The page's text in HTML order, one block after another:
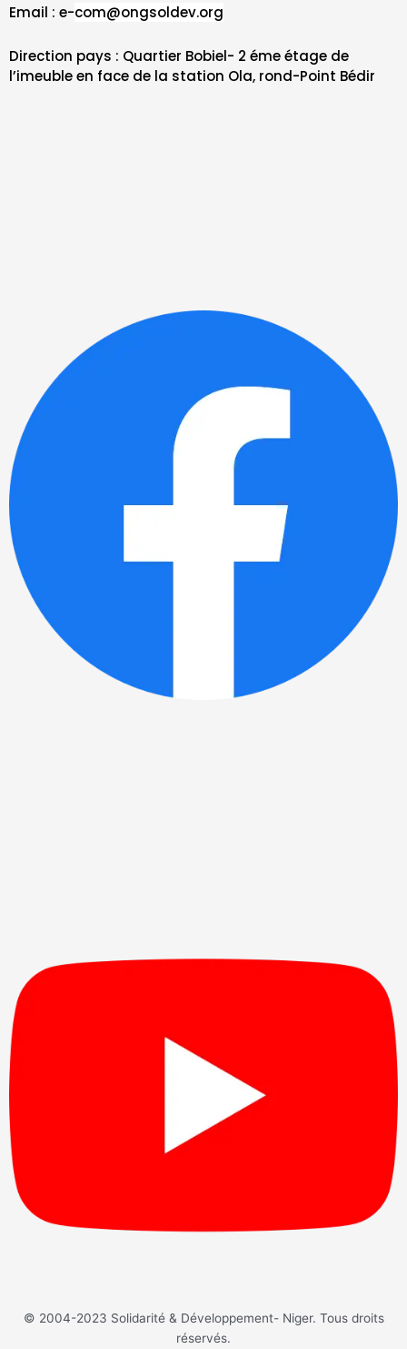
Email : e-com@ongsoldev.org
Direction pays : Quartier Bobiel- 2 éme étage de
l’imeuble en face de la station Ola, rond-Point Bédir
© 2004-2023 Solidarité & Développement- Niger. Tous droits
réservés.